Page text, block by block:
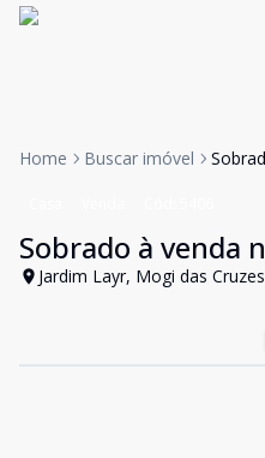
Home Buscar imóvel
Sobrado à venda
Jardim Layr, Mogi das